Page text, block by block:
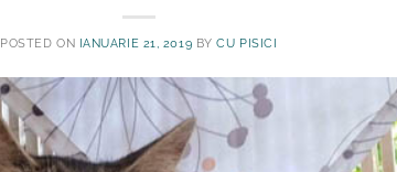
POSTED ON IANUARIE 21, 2019 BYCU PISICI